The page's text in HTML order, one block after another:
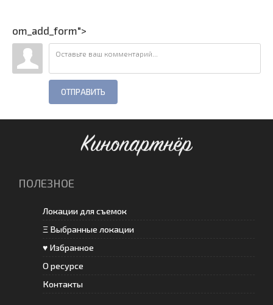
om_add_form">
ОТПРАВИТЬ
Кинопартнёр
ПОЛЕЗНОЕ
Локации для съемок
Ξ Выбранные локации
♥ Избранное
О ресурсе
Контакты